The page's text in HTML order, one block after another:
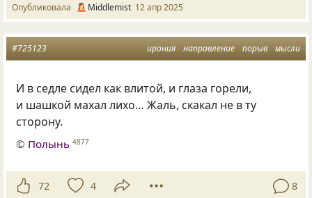
Опубликовала Middlemist 12 апр 2025
ирония направление порыв мысли
#725123
И в седле сидел как влитой, и глаза горели,
и шашкой махал лихо… Жаль, скакал не в ту
сторону.
© Полынь 4877
72 4 8